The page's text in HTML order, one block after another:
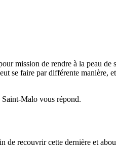
mission de rendre à la peau de
se faire par différente manière,
Saint-Malo vous répond.
de recouvrir cette dernière et